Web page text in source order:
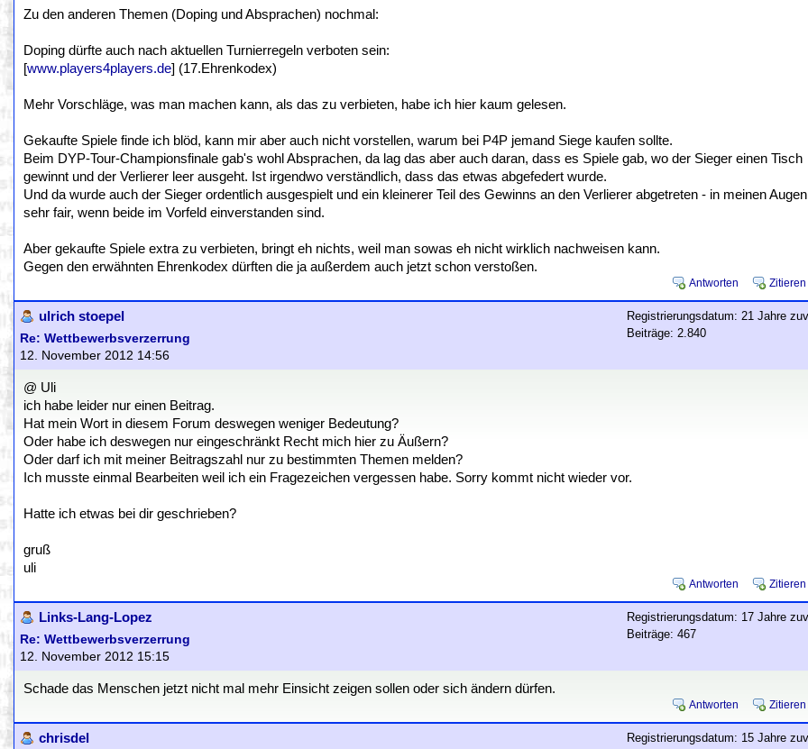
Zu den anderen Themen (Doping und Absprachen) nochmal:
Doping dürfte auch nach aktuellen Turnierregeln verboten sein:
[www.players4players.de] (17.Ehrenkodex)
Mehr Vorschläge, was man machen kann, als das zu verbieten, habe ich hier kaum gelesen.
Gekaufte Spiele finde ich blöd, kann mir aber auch nicht vorstellen, warum bei P4P jemand Siege kaufen sollte.
Beim DYP-Tour-Championsfinale gab's wohl Absprachen, da lag das aber auch daran, dass es Spiele gab, wo der Sieger einen Tisch
gewinnt und der Verlierer leer ausgeht. Ist irgendwo verständlich, dass das etwas abgefedert wurde.
Und da wurde auch der Sieger ordentlich ausgespielt und ein kleinerer Teil des Gewinns an den Verlierer abgetreten - in meinen Augen
sehr fair, wenn beide im Vorfeld einverstanden sind.
Aber gekaufte Spiele extra zu verbieten, bringt eh nichts, weil man sowas eh nicht wirklich nachweisen kann.
Gegen den erwähnten Ehrenkodex dürften die ja außerdem auch jetzt schon verstoßen.
Antworten Zitieren
ulrich stoepel
Re: Wettbewerbsverzerrung
12. November 2012 14:56
Registrierungsdatum: 21 Jahre
Beiträge: 2.840
@ Uli
ich habe leider nur einen Beitrag.
Hat mein Wort in diesem Forum deswegen weniger Bedeutung?
Oder habe ich deswegen nur eingeschränkt Recht mich hier zu Äußern?
Oder darf ich mit meiner Beitragszahl nur zu bestimmten Themen melden?
Ich musste einmal Bearbeiten weil ich ein Fragezeichen vergessen habe. Sorry kommt nicht wieder vor.
Hatte ich etwas bei dir geschrieben?
gruß
uli
Antworten Zitieren
Links-Lang-Lopez
Re: Wettbewerbsverzerrung
12. November 2012 15:15
Registrierungsdatum: 17 Jahre
Beiträge: 467
Schade das Menschen jetzt nicht mal mehr Einsicht zeigen sollen oder sich ändern dürfen.
Antworten Zitieren
chrisdel
Registrierungsdatum: 15 Jahre